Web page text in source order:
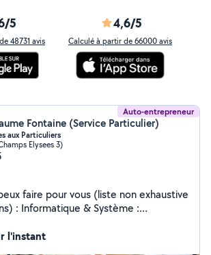
5
48731 avis
4,6/5
Calculé à partir de 66000 avis
Auto-entrepreneur
Fontaine (Service Particulier)
aux Particuliers
Elysees 3)
faire pour vous (liste non exhaustive
:
ordinateur. Si votre PC rame ou a
l'instant